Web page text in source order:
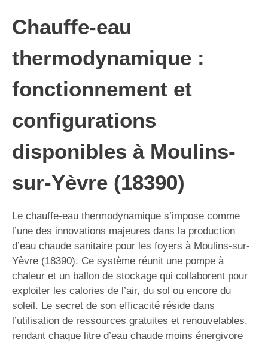
Chauffe-eau
thermodynamique :
fonctionnement et
configurations
disponibles à Moulins-
sur-Yèvre (18390)
Le chauffe-eau thermodynamique s’impose comme
l’une des innovations majeures dans la production
d’eau chaude sanitaire pour les foyers à Moulins-sur-
Yèvre (18390). Ce système réunit une pompe à
chaleur et un ballon de stockage qui collaborent pour
exploiter les calories de l’air, du sol ou encore du
soleil. Le secret de son efficacité réside dans
l’utilisation de ressources gratuites et renouvelables,
rendant chaque litre d’eau chaude moins énergivore